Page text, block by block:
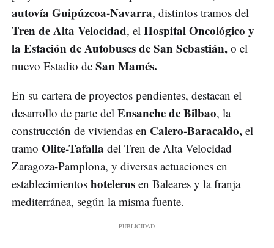
autovía Guipúzcoa-Navarra, distintos tramos del
Tren de Alta Velocidad, el Hospital Oncológico y
la Estación de Autobuses de San Sebastián, o el
nuevo Estadio de San Mamés.
En su cartera de proyectos pendientes, destacan el
desarrollo de parte del Ensanche de Bilbao, la
construcción de viviendas en Calero-Baracaldo, el
tramo Olite-Tafalla del Tren de Alta Velocidad
Zaragoza-Pamplona, y diversas actuaciones en
establecimientos hoteleros en Baleares y la franja
mediterránea, según la misma fuente.